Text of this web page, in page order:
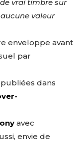
vrai timbre sur
aucune valeur
enveloppe avant
par
dans
avec
envie de